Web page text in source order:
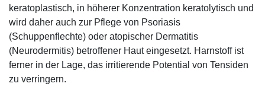
keratoplastisch, in höherer Konzentration keratolytisch und
wird daher auch zur Pflege von Psoriasis
(Schuppenflechte) oder atopischer Dermatitis
(Neurodermitis) betroffener Haut eingesetzt. Harnstoff ist
ferner in der Lage, das irritierende Potential von Tensiden
zu verringern.